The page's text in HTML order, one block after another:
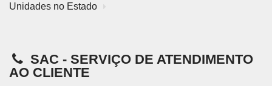
Unidades no Estado
SAC - SERVIÇO DE ATENDIMENTO
AO CLIENTE